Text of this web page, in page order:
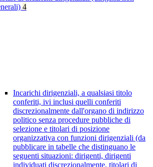
4
Incarichi dirigenziali, a qualsiasi titolo
conferiti, ivi inclusi quelli conferiti
discrezionalmente dall'organo di indirizzo
politico senza procedure pubbliche di
selezione e titolari di posizione
organizzativa con funzioni dirigenziali (da
pubblicare in tabelle che distinguano le
seguenti situazioni: dirigenti, dirigenti
individuati discrezionalmente, titolari di